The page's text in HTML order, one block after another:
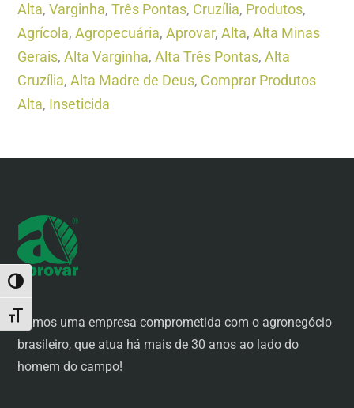
ALTERNAR ALTO CONTRASTE
ALTERNAR TAMANHO DA FONTE
Alta,Varginha,Três Pontas, Cruzília, Produtos,
Agrícola,Agropecuária,Aprovar, Alta,Alta Minas
Gerais,Alta Varginha,Alta Três Pontas,Alta
Cruzília,Alta Madre de Deus, Comprar Produtos
Alta, Inseticida
Somos uma empresa comprometida com o agronegócio
brasileiro, que atua há mais de 30 anos ao lado do
homem do campo!